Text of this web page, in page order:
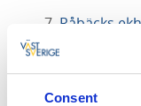
Consent
7. Råbäcks
som vi